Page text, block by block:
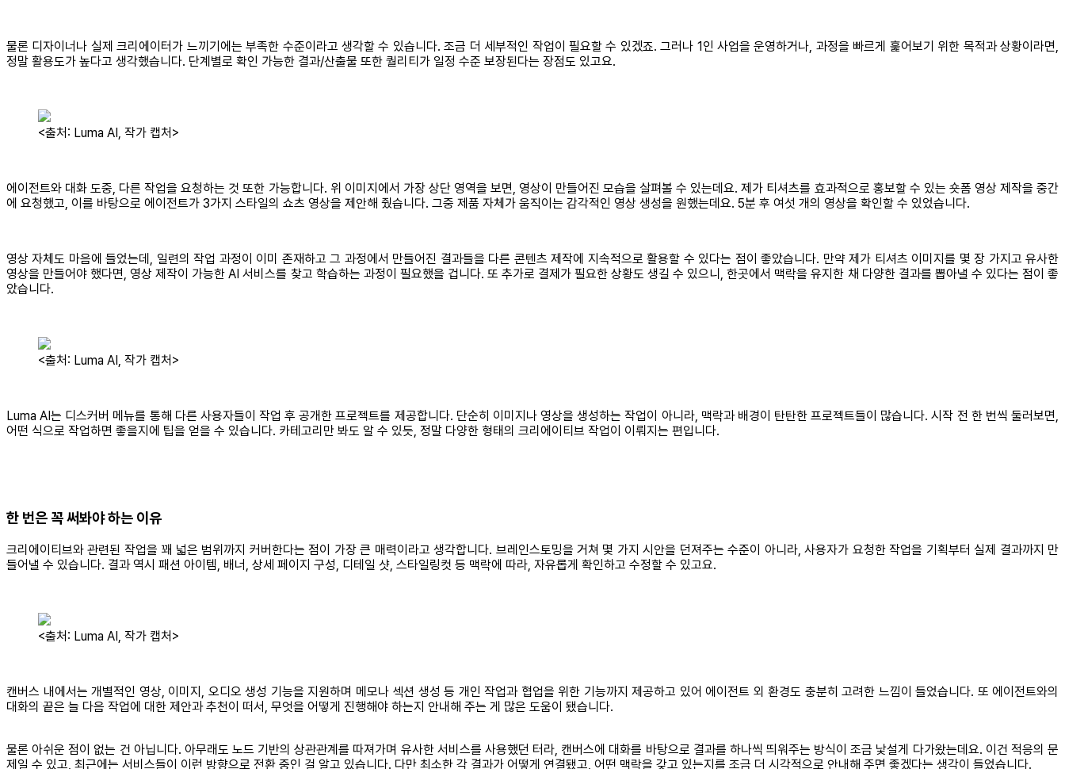
물론 디자이너나 실제 크리에이터가 느끼기에는 부족한 수준이라고 생각할 수 있습니다. 조금 더 세부적인 작업이 필요할 수 있겠죠. 그러나 1인 사업을 운영하거나, 과정을 빠르게 훑어보기 위한 목적과 상황이라면,
정말 활용도가 높다고 생각했습니다. 단계별로 확인 가능한 결과/산출물 또한 퀄리티가 일정 수준 보장된다는 장점도 있고요.
<출처: Luma AI, 작가 캡처>
에이전트와 대화 도중, 다른 작업을 요청하는 것 또한 가능합니다. 위 이미지에서 가장 상단 영역을 보면, 영상이 만들어진 모습을 살펴볼 수 있는데요. 제가 티셔츠를 효과적으로 홍보할 수 있는 숏폼 영상 제작을 중간
에 요청했고, 이를 바탕으로 에이전트가 3가지 스타일의 쇼츠 영상을 제안해 줬습니다. 그중 제품 자체가 움직이는 감각적인 영상 생성을 원했는데요. 5분 후 여섯 개의 영상을 확인할 수 있었습니다.
영상 자체도 마음에 들었는데, 일련의 작업 과정이 이미 존재하고 그 과정에서 만들어진 결과들을 다른 콘텐츠 제작에 지속적으로 활용할 수 있다는 점이 좋았습니다. 만약 제가 티셔츠 이미지를 몇 장 가지고 유사한
영상을 만들어야 했다면, 영상 제작이 가능한 AI 서비스를 찾고 학습하는 과정이 필요했을 겁니다. 또 추가로 결제가 필요한 상황도 생길 수 있으니, 한곳에서 맥락을 유지한 채 다양한 결과를 뽑아낼 수 있다는 점이 좋
았습니다.
<출처: Luma AI, 작가 캡처>
Luma AI는 디스커버 메뉴를 통해 다른 사용자들이 작업 후 공개한 프로젝트를 제공합니다. 단순히 이미지나 영상을 생성하는 작업이 아니라, 맥락과 배경이 탄탄한 프로젝트들이 많습니다. 시작 전 한 번씩 둘러보면,
어떤 식으로 작업하면 좋을지에 팁을 얻을 수 있습니다. 카테고리만 봐도 알 수 있듯, 정말 다양한 형태의 크리에이티브 작업이 이뤄지는 편입니다.
한 번은 꼭 써봐야 하는 이유
크리에이티브와 관련된 작업을 꽤 넓은 범위까지 커버한다는 점이 가장 큰 매력이라고 생각합니다. 브레인스토밍을 거쳐 몇 가지 시안을 던져주는 수준이 아니라, 사용자가 요청한 작업을 기획부터 실제 결과까지 만
들어낼 수 있습니다. 결과 역시 패션 아이템, 배너, 상세 페이지 구성, 디테일 샷, 스타일링컷 등 맥락에 따라, 자유롭게 확인하고 수정할 수 있고요.
<출처: Luma AI, 작가 캡처>
캔버스 내에서는 개별적인 영상, 이미지, 오디오 생성 기능을 지원하며 메모나 섹션 생성 등 개인 작업과 협업을 위한 기능까지 제공하고 있어 에이전트 외 환경도 충분히 고려한 느낌이 들었습니다. 또 에이전트와의
대화의 끝은 늘 다음 작업에 대한 제안과 추천이 떠서, 무엇을 어떻게 진행해야 하는지 안내해 주는 게 많은 도움이 됐습니다.
물론 아쉬운 점이 없는 건 아닙니다. 아무래도 노드 기반의 상관관계를 따져가며 유사한 서비스를 사용했던 터라, 캔버스에 대화를 바탕으로 결과를 하나씩 띄워주는 방식이 조금 낯설게 다가왔는데요. 이건 적응의 문
제일 수 있고, 최근에는 서비스들이 이런 방향으로 전환 중인 걸 알고 있습니다. 다만 최소한 각 결과가 어떻게 연결됐고, 어떤 맥락을 갖고 있는지를 조금 더 시각적으로 안내해 주면 좋겠다는 생각이 들었습니다.